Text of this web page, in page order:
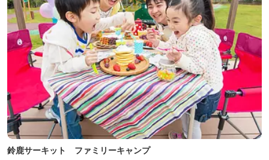
鈴鹿サーキット ファミリーキャンプ